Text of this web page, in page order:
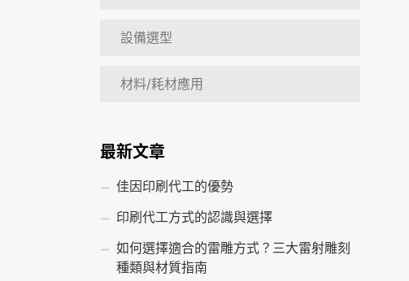
設備選型
材料/耗材應用
最新文章
佳因印刷代工的優勢
印刷代工方式的認識與選擇
如何選擇適合的雷雕方式？三大雷射雕刻
種類與材質指南